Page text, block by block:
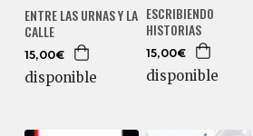
ENTRE LAS URNAS Y LA
CALLE
15,00€
disponible
ESCRIBIENDO
HISTORIAS
15,00€
disponible